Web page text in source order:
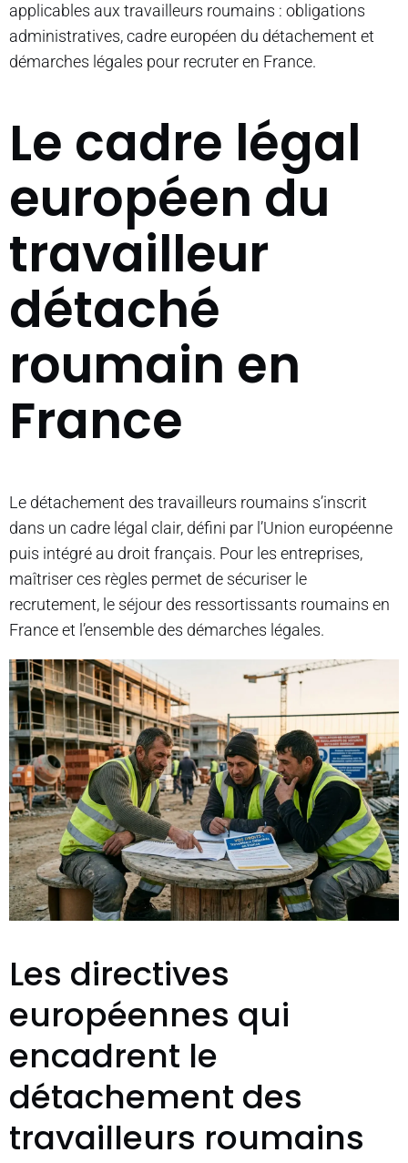
applicables aux travailleurs roumains : obligations
administratives, cadre européen du détachement et
démarches légales pour recruter en France.
Le cadre légal
européen du
travailleur
détaché
roumain en
France
Le détachement des travailleurs roumains s’inscrit
dans un cadre légal clair, défini par l’Union européenne
puis intégré au droit français. Pour les entreprises,
maîtriser ces règles permet de sécuriser le
recrutement, le séjour des ressortissants roumains en
France et l’ensemble des démarches légales.
Les directives
européennes qui
encadrent le
détachement des
travailleurs roumains